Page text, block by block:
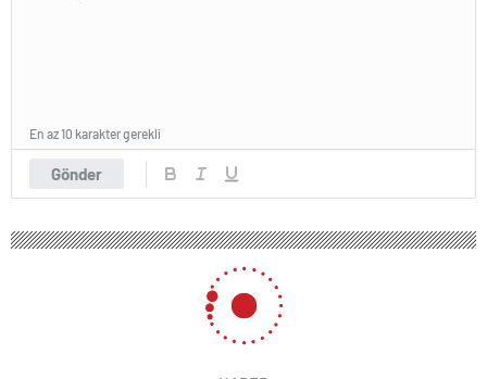
Gönder
En az 10 karakter gerekli